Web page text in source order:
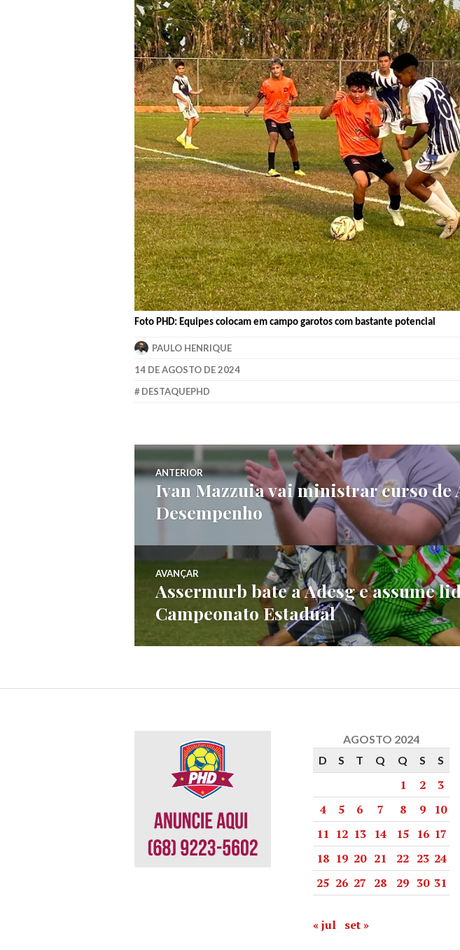
Foto PHD: Equipes colocam em campo garotos com bastante potencial
PAULO HENRIQUE
14 DE AGOSTO DE 2024
DESTAQUEPHD
ANTERIOR
Ivan Mazzuia vai ministrar curso de
Desempenho
AVANÇAR
Assermurb bate a Adesg e assume
Campeonato Estadual
AGOSTO 2024
D
S T Q Q S S
1 2
3
4
5 6 7 8 9
10
11 12 13 14 15 16 17
18 19 20 21 22 23 24
25 26 27 28 29 30 31
« jul set »